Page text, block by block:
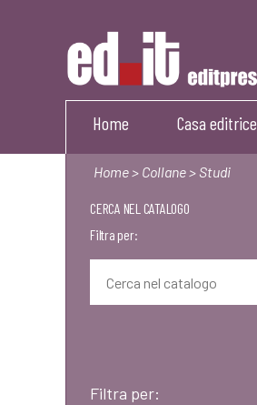
Editpress
Home Casa editrice
Home> Collane> Studi
CERCA NEL CATALOGO
Filtra per:
Filtra per: